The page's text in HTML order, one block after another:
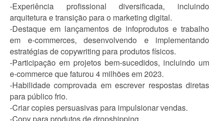
-Experiência profissional diversificada, incluindo
arquitetura e transição para o marketing digital.
-Destaque em lançamentos de infoprodutos e trabalho
em e-commerces, desenvolvendo e implementando
estratégias de copywriting para produtos físicos.
-Participação em projetos bem-sucedidos, incluindo um
e-commerce que faturou 4 milhões em 2023.
-Habilidade comprovada em escrever respostas diretas
para público frio.
-Criar copies persuasivas para impulsionar vendas.